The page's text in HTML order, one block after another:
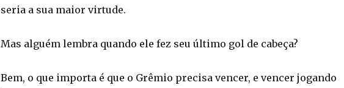
seria a sua maior virtude.
Mas alguém lembra quando ele fez seu último gol de cabeça?
Bem, o que importa é que o Grêmio precisa vencer, e vencer jogando